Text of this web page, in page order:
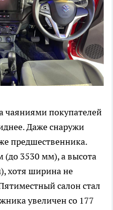
чаяниями покупателей
Даже снаружи
предшественника.
(до 3530 мм), а высота
хотя ширина не
салон стал
увеличен со 177